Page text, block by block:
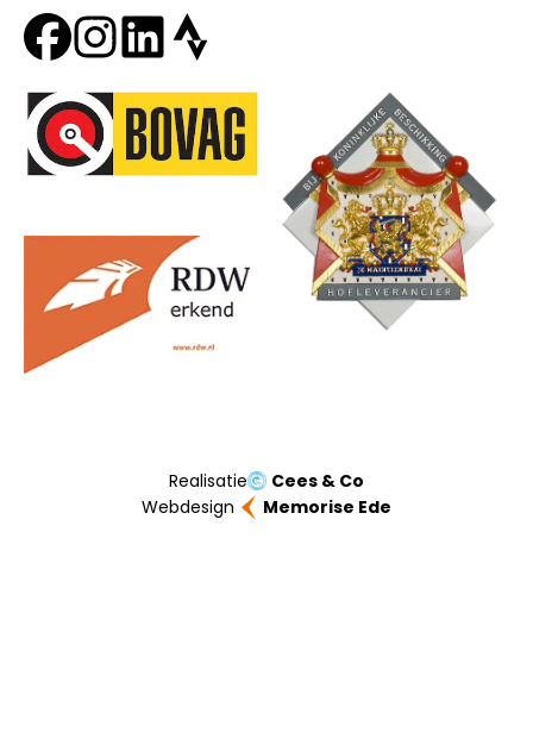
Onze partners
Realisatie
Cees & Co
Webdesign
Memorise Ede